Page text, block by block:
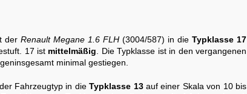
der Renault Megane 1.6 FLH (3004/587) in die Typklasse 17
17 ist mittelmäßig . Die Typklasse ist in den vergangenen
minimal gestiegen.
Fahrzeugtyp in dieTypklasse 13auf einer Skala von 10 bis